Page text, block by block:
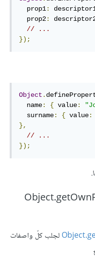
  prop1
:
  prop2
:
// ...
});
Object .
  name
: { value:
  surname
: { value:
},
// ...
});
‎ لجلب كلّ واصفات